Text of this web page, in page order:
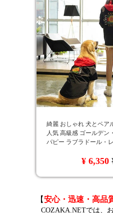
綺麗 おしゃれ 犬とペア
人気 高級感 ゴールデン
パピー ラブラドール・
専門店 通販 犬の服gucci
¥ 6,350
【安心・迅速・高品
COZAKA.NETでは、